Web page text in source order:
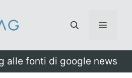
Menu
alle fonti di google news